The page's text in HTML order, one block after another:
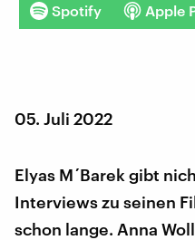
Spotify Apple
05. Juli 2022
Elyas M´Barek gibt
Interviews zu seinen
schon lange. Anna